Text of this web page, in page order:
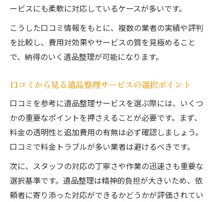
ービスにも柔軟に対応しているケースが多いです。
こうした口コミ情報をもとに、複数の業者の実績や評判
を比較し、費用対効果やサービスの質を見極めること
で、納得のいく遺品整理が可能になります。
口コミから見る遺品整理サービスの選択ポイント
口コミを参考に遺品整理サービスを選ぶ際には、いくつ
かの重要なポイントを押さえることが必要です。まず、
料金の透明性と追加費用の有無は必ず確認しましょう。
口コミで料金トラブルが多い業者は避けるべきです。
次に、スタッフの対応の丁寧さや作業の迅速さも重要な
選択基準です。遺品整理は精神的負担が大きいため、依
頼者に寄り添った対応ができるかどうかが評価されてい